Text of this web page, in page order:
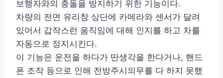
보행자와의 충돌을 방지하기 위한 기능이다.
차량의 전면 유리창 상단에 카메라와 센서가 달려
있어서 갑작스런 움직임에 대해 인지를 하고 차를
자동으로 정지시킨다.
이 기능은 운전을 하다가 딴생각을 한다거나, 핸드
폰 조작 등으로 인해 전방주시의무를 다 하지 못했